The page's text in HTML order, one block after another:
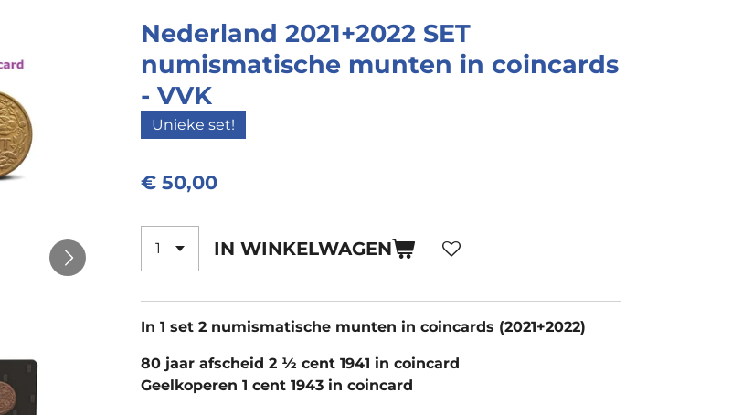
Nederland 2021+2022 SET
numismatische munten in coincards
- VVK
Unieke set!
€ 50,00
IN WINKELWAGEN
In 1 set 2 numismatische munten in coincards (2021+2022)
80 jaar afscheid 2 ½ cent 1941 in coincard
Geelkoperen 1 cent 1943 in coincard